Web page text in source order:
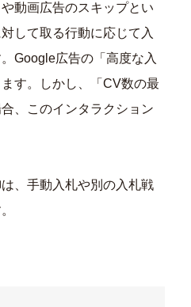
動画広告のスキップとい
して取る行動に応じて入
Google広告の「高度な入
す。しかし、「CV数の最
、このインタラクション
、手動入札や別の入札戦